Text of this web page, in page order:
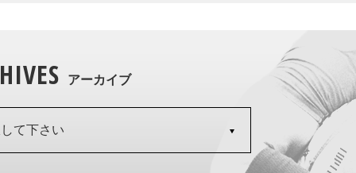
アーカイブ
て下さい